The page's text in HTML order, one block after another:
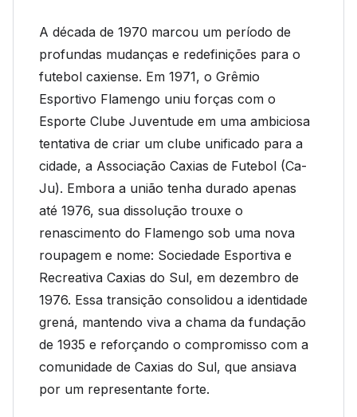
A década de 1970 marcou um período de
profundas mudanças e redefinições para o
futebol caxiense. Em 1971, o Grêmio
Esportivo Flamengo uniu forças com o
Esporte Clube Juventude em uma ambiciosa
tentativa de criar um clube unificado para a
cidade, a Associação Caxias de Futebol (Ca-
Ju). Embora a união tenha durado apenas
até 1976, sua dissolução trouxe o
renascimento do Flamengo sob uma nova
roupagem e nome: Sociedade Esportiva e
Recreativa Caxias do Sul, em dezembro de
1976. Essa transição consolidou a identidade
grená, mantendo viva a chama da fundação
de 1935 e reforçando o compromisso com a
comunidade de Caxias do Sul, que ansiava
por um representante forte.